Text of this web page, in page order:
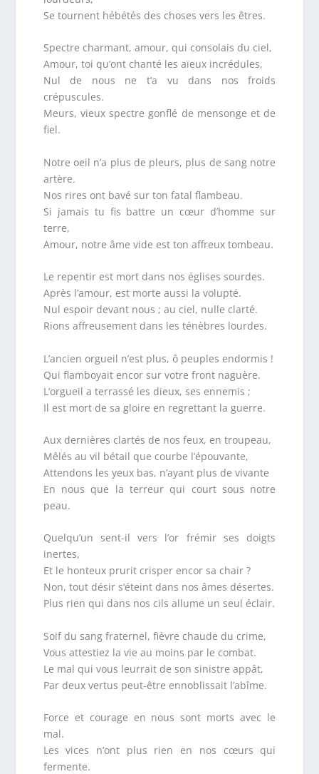
Se tournent hébétés des choses vers les êtres.
Spectre charmant, amour, qui consolais du ciel,
Amour, toi qu’ont chanté les aïeux incrédules,
Nul de nous ne t’a vu dans nos froids
crépuscules.
Meurs, vieux spectre gonflé de mensonge et de
fiel.
Notre oeil n’a plus de pleurs, plus de sang notre
artère.
Nos rires ont bavé sur ton fatal flambeau.
Si jamais tu fis battre un cœur d’homme sur
terre,
Amour, notre âme vide est ton affreux tombeau.
Le repentir est mort dans nos églises sourdes.
Après l’amour, est morte aussi la volupté.
Nul espoir devant nous ; au ciel, nulle clarté.
Rions affreusement dans les ténèbres lourdes.
L’ancien orgueil n’est plus, ô peuples endormis !
Qui flamboyait encor sur votre front naguère.
L’orgueil a terrassé les dieux, ses ennemis ;
Il est mort de sa gloire en regrettant la guerre.
Aux dernières clartés de nos feux, en troupeau,
Mêlés au vil bétail que courbe l’épouvante,
Attendons les yeux bas, n’ayant plus de vivante
En nous que la terreur qui court sous notre
peau.
Quelqu’un sent-il vers l’or frémir ses doigts
inertes,
Et le honteux prurit crisper encor sa chair ?
Non, tout désir s’éteint dans nos âmes désertes.
Plus rien qui dans nos cils allume un seul éclair.
Soif du sang fraternel, fièvre chaude du crime,
Vous attestiez la vie au moins par le combat.
Le mal qui vous leurrait de son sinistre appât,
Par deux vertus peut-être ennoblissait l’abîme.
Force et courage en nous sont morts avec le
mal.
Les vices n’ont plus rien en nos cœurs qui
fermente.